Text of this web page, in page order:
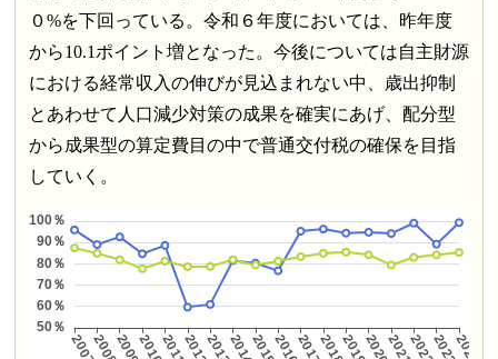
０%を下回っている。令和６年度においては、昨年度
から10.1ポイント増となった。今後については自主財源
における経常収入の伸びが見込まれない中、歳出抑制
とあわせて人口減少対策の成果を確実にあげ、配分型
から成果型の算定費目の中で普通交付税の確保を目指
していく。